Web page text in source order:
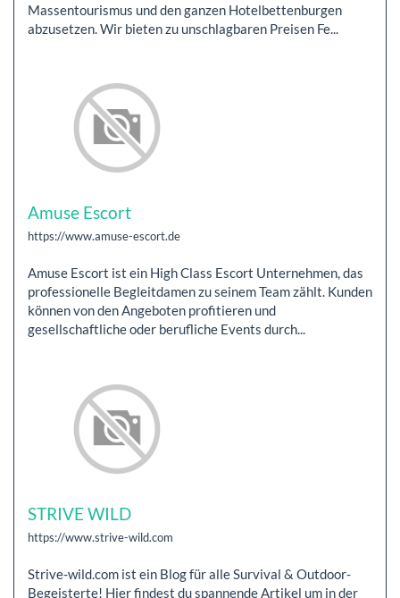
Massentourismus und den ganzen Hotelbettenburgen
abzusetzen. Wir bieten zu unschlagbaren Preisen Fe...
Amuse Escort
https://www.amuse-escort.de
Amuse Escort ist ein High Class Escort Unternehmen, das
professionelle Begleitdamen zu seinem Team zählt. Kunden
können von den Angeboten profitieren und
gesellschaftliche oder berufliche Events durch...
STRIVE WILD
https://www.strive-wild.com
Strive-wild.com ist ein Blog für alle Survival & Outdoor-
Begeisterte! Hier findest du spannende Artikel um in der